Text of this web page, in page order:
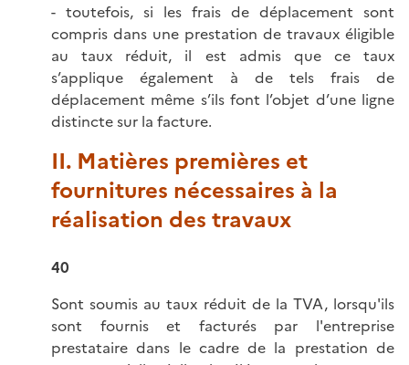
- toutefois, si les frais de déplacement sont
compris dans une prestation de travaux éligible
au taux réduit, il est admis que ce taux
s’applique également à de tels frais de
déplacement même s’ils font l’objet d’une ligne
distincte sur la facture.
II. Matières premières et
fournitures nécessaires à la
réalisation des travaux
40
Sont soumis au taux réduit de la TVA, lorsqu'ils
sont fournis et facturés par l'entreprise
prestataire dans le cadre de la prestation de